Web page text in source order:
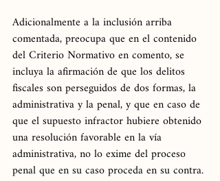
Adicionalmente a la inclusión arriba
comentada, preocupa que en el contenido
del Criterio Normativo en comento, se
incluya la afirmación de que los delitos
fiscales son perseguidos de dos formas, la
administrativa y la penal, y que en caso de
que el supuesto infractor hubiere obtenido
una resolución favorable en la vía
administrativa, no lo exime del proceso
penal que en su caso proceda en su contra.